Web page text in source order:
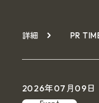
詳細 PR
2026年07月09日